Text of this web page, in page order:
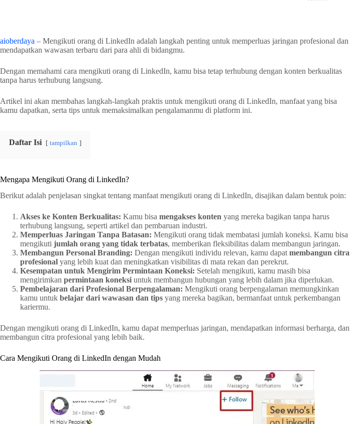
aioberdaya – Mengikuti orang di LinkedIn adalah langkah penting untuk memperluas jaringan profesional dan
mendapatkan wawasan terbaru dari para ahli di bidangmu.
Dengan memahami cara mengikuti orang di LinkedIn, kamu bisa tetap terhubung dengan konten berkualitas
tanpa harus terhubung langsung.
Artikel ini akan membahas langkah-langkah praktis untuk mengikuti orang di LinkedIn, manfaat yang bisa
kamu dapatkan, serta tips untuk memaksimalkan pengalamanmu di platform ini.
Daftar Isi tampilkan
Mengapa Mengikuti Orang di LinkedIn?
Berikut adalah penjelasan singkat tentang manfaat mengikuti orang di LinkedIn, disajikan dalam bentuk poin:
Akses ke Konten Berkualitas: Kamu bisa mengakses konten yang mereka bagikan tanpa harus
terhubung langsung, seperti artikel dan pembaruan industri.
Memperluas Jaringan Tanpa Batasan: Mengikuti orang tidak membatasi jumlah koneksi. Kamu bisa
mengikuti jumlah orang yang tidak terbatas, memberikan fleksibilitas dalam membangun jaringan.
Membangun Personal Branding: Dengan mengikuti individu relevan, kamu dapatmembangun citra
profesional yang lebih kuat dan meningkatkan visibilitas di mata rekan dan perekrut.
Kesempatan untuk Mengirim Permintaan Koneksi: Setelah mengikuti, kamu masih bisa
mengirimkan permintaan koneksi untuk membangun hubungan yang lebih dalam jika diperlukan.
Pembelajaran dari Profesional Berpengalaman: Mengikuti orang berpengalaman memungkinkan
kamu untuk belajar dari wawasan dan tips yang mereka bagikan, bermanfaat untuk perkembangan
kariermu.
Dengan mengikuti orang di LinkedIn, kamu dapat memperluas jaringan, mendapatkan informasi berharga, dan
membangun citra profesional yang lebih baik.
Cara Mengikuti Orang di LinkedIn dengan Mudah